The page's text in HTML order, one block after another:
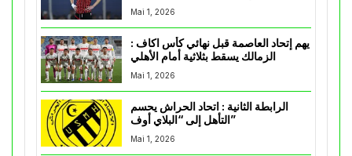
Mai 1, 2026
يهم إتحاد العاصمة قبل نهائي كأس اكاف :
Mai 1, 2026
الرابطة الثانية : اتحاد الحراش يحسم
التأهل إلى “البلاي أوف”
Mai 1, 2026